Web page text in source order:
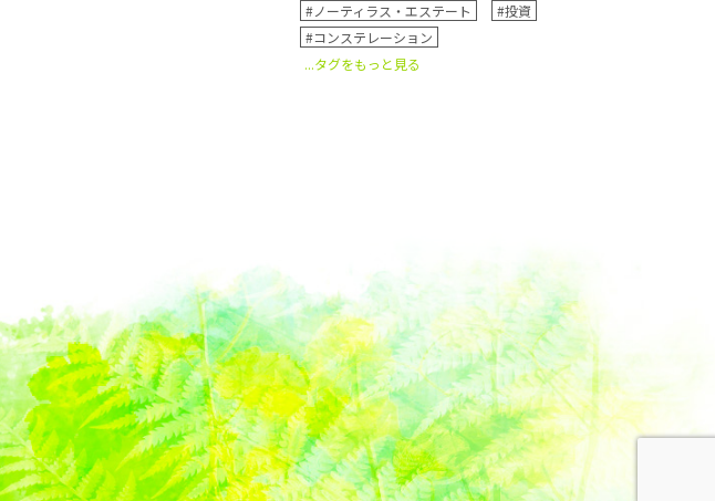
#ノーティラス・エステート
#投資
#コンステレーション
...タグをもっと見る